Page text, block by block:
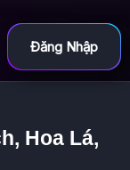
Đăng Nhập
Hoa Lá,